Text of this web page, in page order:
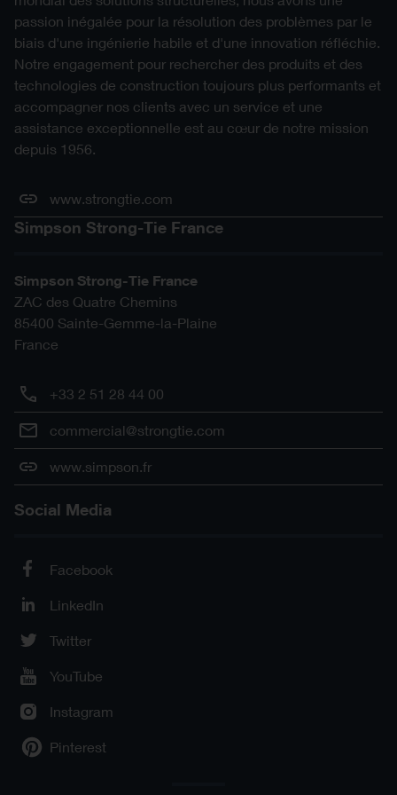
passion inégalée pour la résolution des problèmes par le
biais d'une ingénierie habile et d'une innovation réfléchie.
Notre engagement pour rechercher des produits et des
technologies de construction toujours plus performants et
accompagner nos clients avec un service et une
assistance exceptionnelle est au cœur de notre mission
depuis 1956.
www.strongtie.com
Simpson Strong-Tie France
Simpson Strong-Tie France
ZAC des Quatre Chemins
85400 Sainte-Gemme-la-Plaine
France
+33 2 51 28 44 00
commercial@strongtie.com
www.simpson.fr
Social Media
Facebook
LinkedIn
Twitter
YouTube
Instagram
Pinterest